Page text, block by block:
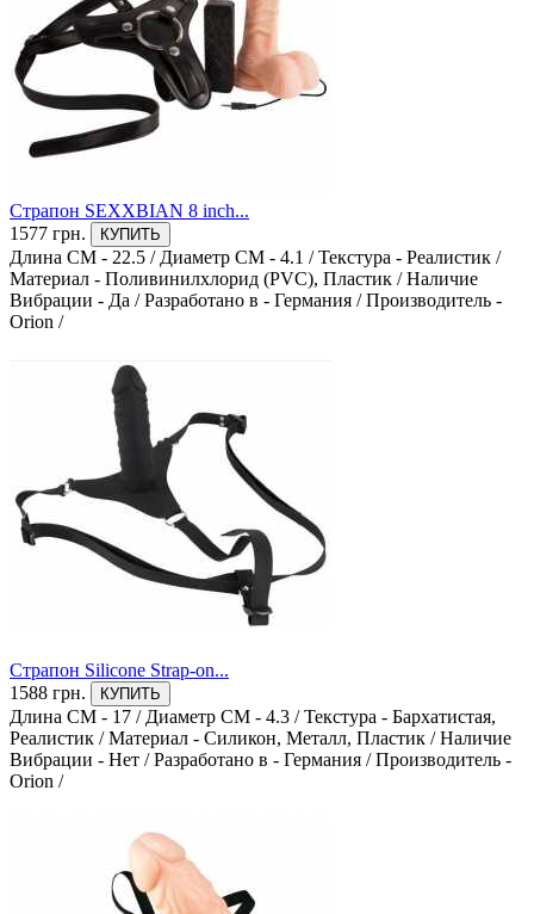
Страпон SEXXBIAN 8 inch...
1577 грн.
КУПИТЬ
Длина СМ - 22.5 / Диаметр СМ - 4.1 /Текстура - Реалистик /
Материал - Поливинилхлорид (PVC), Пластик /Наличие
Вибрации - Да /Разработано в - Германия /Производитель -
Orion /
Страпон Silicone Strap-on...
1588 грн.
КУПИТЬ
Длина СМ - 17 / Диаметр СМ - 4.3 /Текстура - Бархатистая,
Реалистик /Материал - Силикон, Металл, Пластик /Наличие
Вибрации - Нет /Разработано в - Германия /Производитель -
Orion /